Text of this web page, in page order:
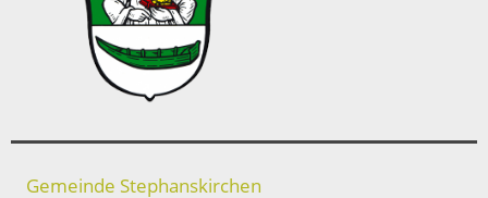
Gemeinde Stephanskirchen